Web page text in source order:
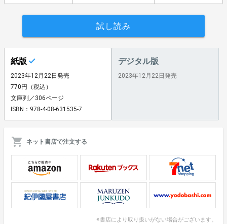
試し読み
紙版
2023年12月22日発売
770円（税込）
文庫判／306ページ
ISBN：978-4-08-631535-7
デジタル版
2023年12月22日発売
ネット書店で注文する
※書店により取り扱いがない場合がございます。